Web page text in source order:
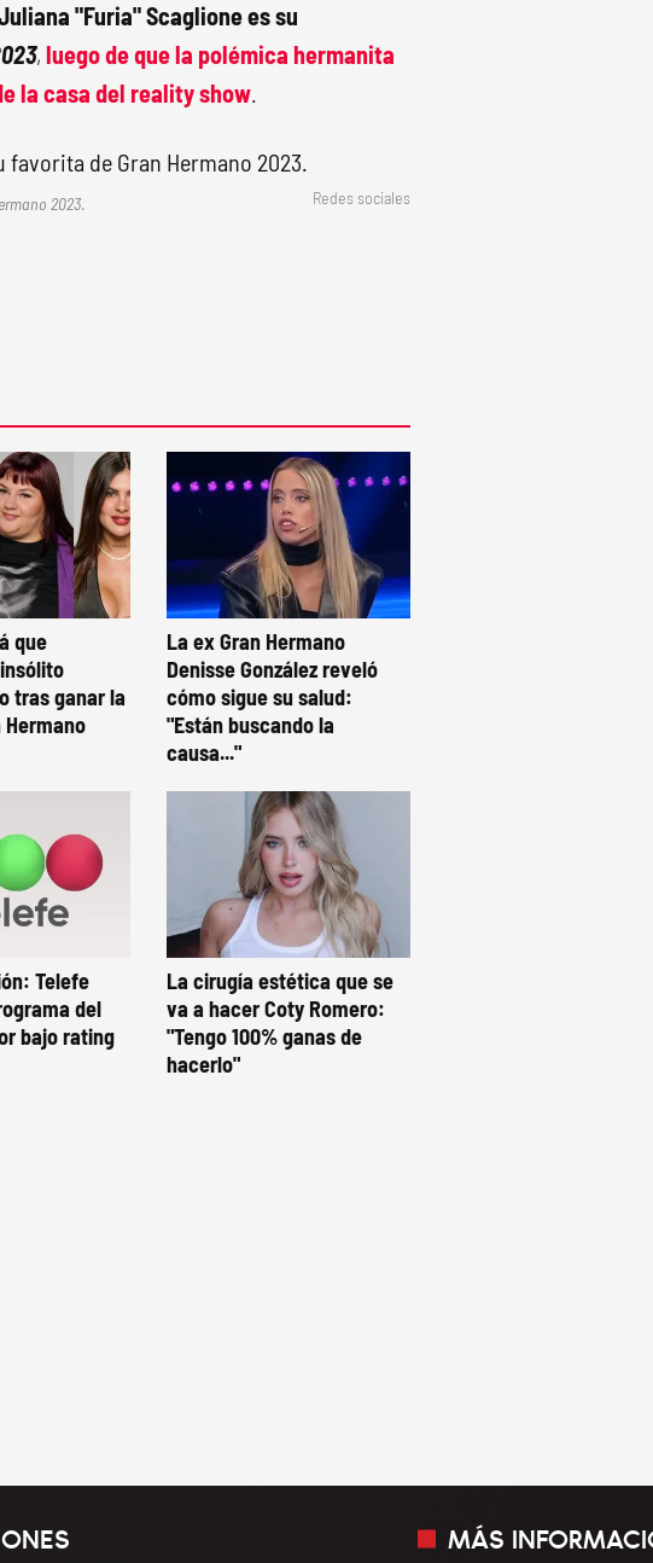
"Furia" Scaglione es su
, luego de que la polémica hermanita
la casa del reality show.
2023. Redes sociales
que
tras ganar la
Hermano
La ex Gran Hermano
Denisse González reveló
cómo sigue su salud:
"Están buscando la
causa..."
Telefe
del
bajo rating
La cirugía estética que se
va a hacer Coty Romero:
"Tengo 100% ganas de
hacerlo"
MÁS